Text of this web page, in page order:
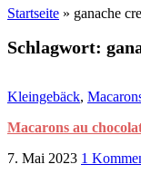
Startseite » ganache
Schlagwort:
Kleingebäck,
Macarons au
7. Mai 2023 1